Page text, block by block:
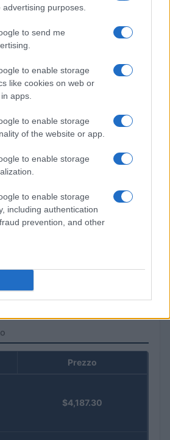
purposes.
to send me
to enable storage
like cookies on web or
apps.
to enable storage
of the website or app.
to enable storage
to enable storage
including authentication
prevention, and other
digitale ed ecologica delle Pmi
Prezzo
$4,187.30